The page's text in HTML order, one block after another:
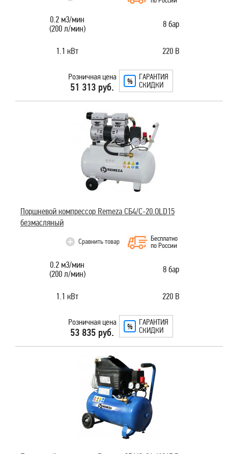
0.2 м3/мин
(200 л/мин)
8 бар
1.1 кВт 220 В
Розничная цена
51 313 руб.
ГАРАНТИЯ
СКИДКИ
Поршневой компрессор Remeza СБ4/C-20.OLD15
безмасляный
Сравнить товар
Бесплатно
по России
0.2 м3/мин
(200 л/мин)
8 бар
1.1 кВт 220 В
Розничная цена
53 835 руб.
ГАРАНТИЯ
СКИДКИ